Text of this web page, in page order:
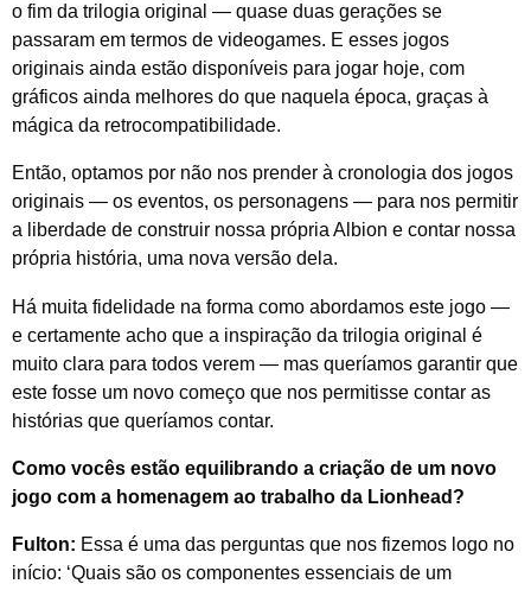
o fim da trilogia original — quase duas gerações se
passaram em termos de videogames. E esses jogos
originais ainda estão disponíveis para jogar hoje, com
gráficos ainda melhores do que naquela época, graças à
mágica da retrocompatibilidade.
Então, optamos por não nos prender à cronologia dos jogos
originais — os eventos, os personagens — para nos permitir
a liberdade de construir nossa própria Albion e contar nossa
própria história, uma nova versão dela.
Há muita fidelidade na forma como abordamos este jogo —
e certamente acho que a inspiração da trilogia original é
muito clara para todos verem — mas queríamos garantir que
este fosse um novo começo que nos permitisse contar as
histórias que queríamos contar.
Como vocês estão equilibrando a criação de um novo
jogo com a homenagem ao trabalho da Lionhead?
Fulton: Essa é uma das perguntas que nos fizemos logo no
início: ‘Quais são os componentes essenciais de um